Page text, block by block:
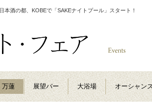
日本酒の都、KOBEで「SAKEナイトプール」スタート！
万蓮 展望バー 大浴場 オーシャン